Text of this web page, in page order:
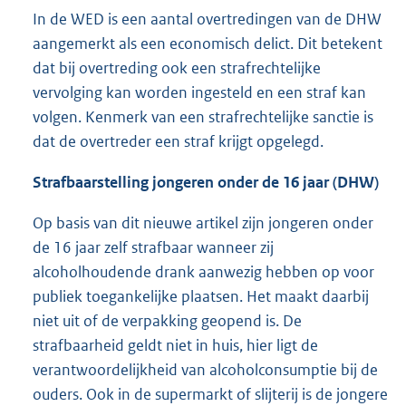
In de WED is een aantal overtredingen van de DHW
aangemerkt als een economisch delict. Dit betekent
dat bij overtreding ook een strafrechtelijke
vervolging kan worden ingesteld en een straf kan
volgen. Kenmerk van een strafrechtelijke sanctie is
dat de overtreder een straf krijgt opgelegd.
Strafbaarstelling jongeren onder de 16 jaar (DHW)
Op basis van dit nieuwe artikel zijn jongeren onder
de 16 jaar zelf strafbaar wanneer zij
alcoholhoudende drank aanwezig hebben op voor
publiek toegankelijke plaatsen. Het maakt daarbij
niet uit of de verpakking geopend is. De
strafbaarheid geldt niet in huis, hier ligt de
verantwoordelijkheid van alcoholconsumptie bij de
ouders. Ook in de supermarkt of slijterij is de jongere